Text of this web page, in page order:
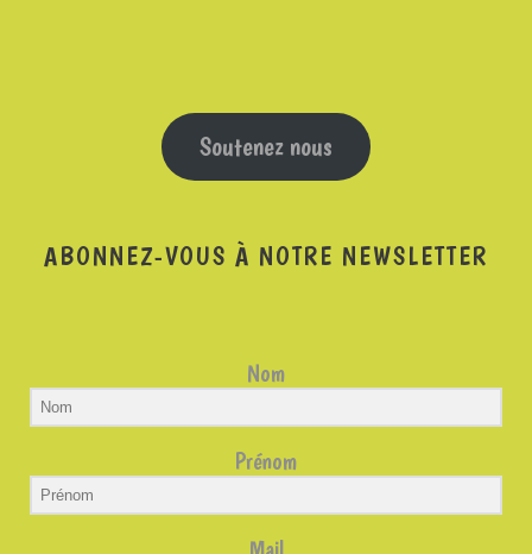
Soutenez nous
ABONNEZ-VOUS À NOTRE NEWSLETTER
Nom
Prénom